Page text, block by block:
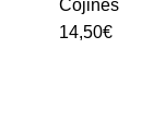
Cojines
14,50€